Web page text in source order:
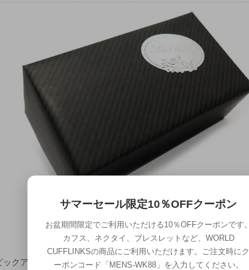
ックアップ
サマーセール限定10％OFFクーポン
お盆期間限定でご利用いただける10％OFFクーポンです。
カフス、ネクタイ、ブレスレットなど、WORLD
CUFFLINKSの商品にご利用いただけます。ご注文時にク
ーポンコード「MENS-WK88」を入力してください。